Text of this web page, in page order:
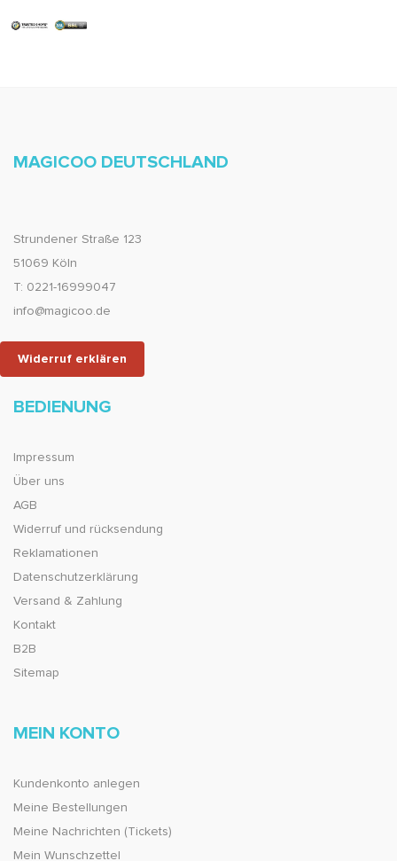
MAGICOO DEUTSCHLAND
Strundener Straße 123
51069 Köln
T: 0221-16999047
info@magicoo.de
Widerruf erklären
BEDIENUNG
Impressum
Über uns
AGB
Widerruf und rücksendung
Reklamationen
Datenschutzerklärung
Versand & Zahlung
Kontakt
B2B
Sitemap
MEIN KONTO
Kundenkonto anlegen
Meine Bestellungen
Meine Nachrichten (Tickets)
Mein Wunschzettel